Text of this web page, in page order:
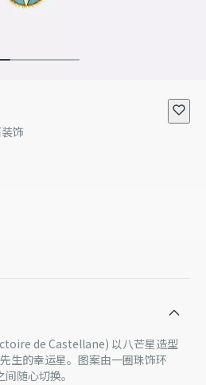
饰
de Castellane) 以八芒星造型
生的幸运星。图案由一圈珠饰环
随心切换。